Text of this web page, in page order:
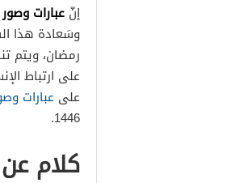
إنّ عبارات
وسَعادة هذا
رمضان، ويتم
على ارتباط
على عبارات
1446.
كلام